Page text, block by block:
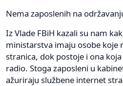
Nema zaposlenih na
Iz Vlade FBiH kazali su nam
ministarstva imaju osobe koje
stranica, dok postoje i ona
radio. Stoga zaposleni u
ažuriraju službene internet